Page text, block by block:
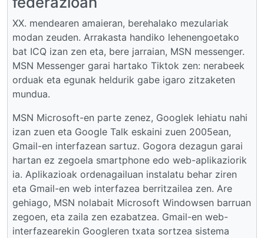
XX. mendearen amaieran, berehalako mezulariak
modan zeuden. Arrakasta handiko lehenengoetako
bat ICQ izan zen eta, bere jarraian, MSN messenger.
MSN Messenger garai hartako Tiktok zen: nerabeek
orduak eta egunak heldurik gabe igaro zitzaketen
mundua.
MSN Microsoft-en parte zenez, Googlek lehiatu nahi
izan zuen eta Google Talk eskaini zuen 2005ean,
Gmail-en interfazean sartuz. Gogora dezagun garai
hartan ez zegoela smartphone edo web-aplikaziorik
ia. Aplikazioak ordenagailuan instalatu behar ziren
eta Gmail-en web interfazea berritzailea zen. Are
gehiago, MSN nolabait Microsoft Windowsen barruan
zegoen, eta zaila zen ezabatzea. Gmail-en web-
interfazearekin Googleren txata sortzea sistema